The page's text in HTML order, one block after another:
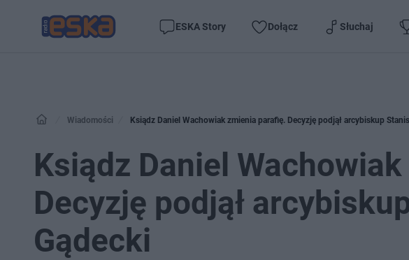
ESKA Story Dołącz Słuchaj
Wiadomości Ksiądz Daniel Wachowiak zmienia parafię. Decyzję podjął arcybiskup
Ksiądz Daniel
Decyzję podjął
Gądecki